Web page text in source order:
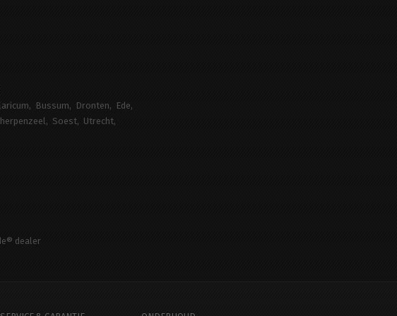
Bussum Dronten
Ede
Soest
Utrecht
dealer